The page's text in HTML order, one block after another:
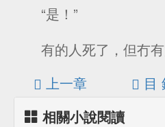
“是！”
有的人死了，但冇
上一章
目
相關小說閱讀